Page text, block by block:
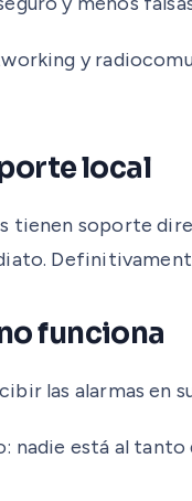
y
local
tienen soporte
funciona
las alarmas en
nadie está al